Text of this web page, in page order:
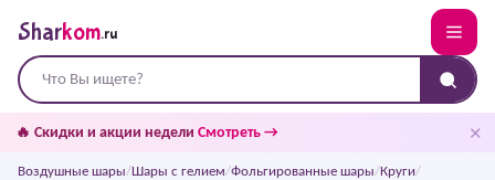
Sharkom.ru
🔥 Скидки и акции недели Смотреть → ✕
Воздушные шары/Шары с гелием/Фольгированные шары/Круги/